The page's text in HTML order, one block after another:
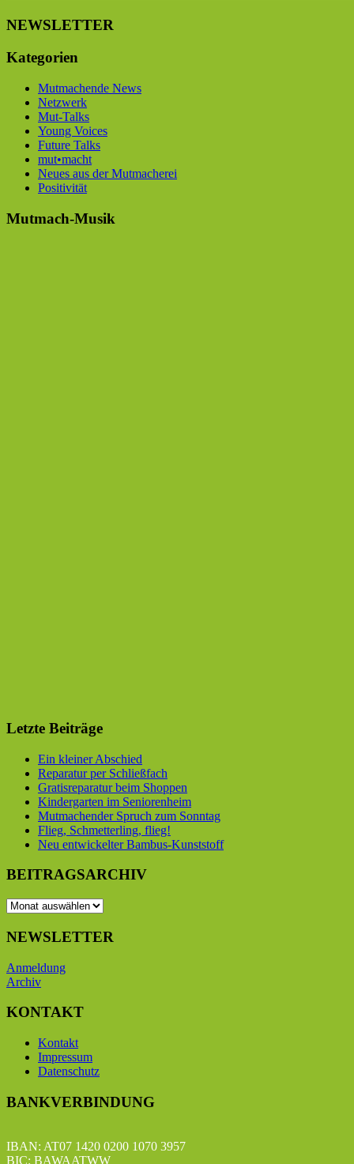
NEWSLETTER
Kategorien
Mutmachende News
Netzwerk
Mut-Talks
Young Voices
Future Talks
mut•macht
Neues aus der Mutmacherei
Positivität
Mutmach-Musik
Letzte Beiträge
Ein kleiner Abschied
Reparatur per Schließfach
Gratisreparatur beim Shoppen
Kindergarten im Seniorenheim
Mutmachender Spruch zum Sonntag
Flieg, Schmetterling, flieg!
Neu entwickelter Bambus-Kunststoff
BEITRAGSARCHIV
BEITRAGSARCHIV
NEWSLETTER
Anmeldung
Archiv
KONTAKT
Kontakt
Impressum
Datenschutz
BANKVERBINDUNG
IBAN: AT07 1420 0200 1070 3957
BIC: BAWAATWW